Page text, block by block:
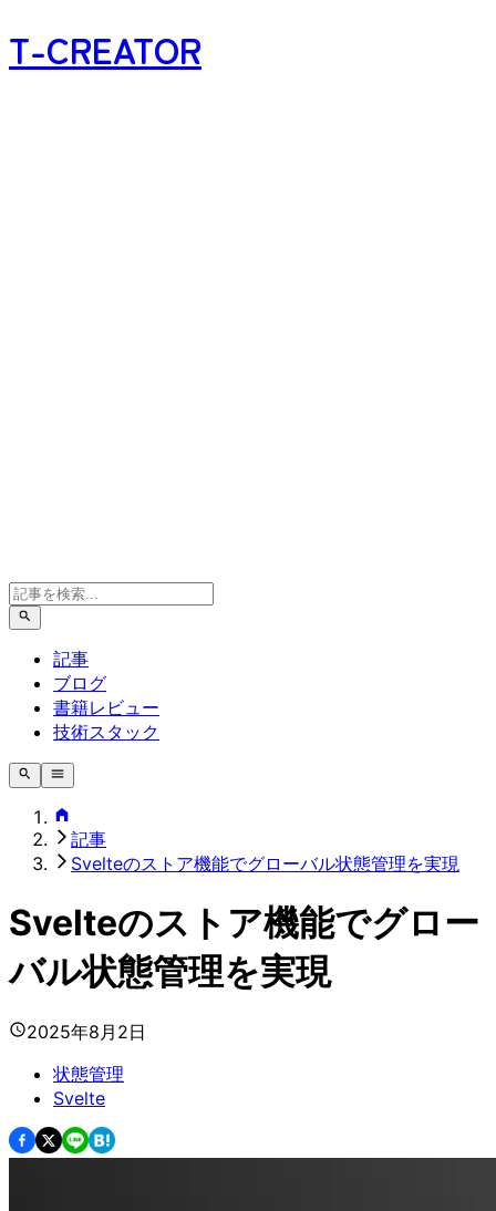
T-CREATOR
記事
ブログ
書籍レビュー
技術スタック
記事
Svelteのストア機能でグローバル状態管理を実現
Svelteのストア機能でグロー
バル状態管理を実現
2025年8月2日
状態管理
Svelte